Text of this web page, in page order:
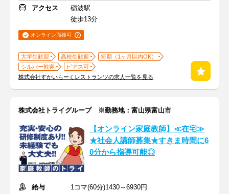
アクセス
砺波駅
徒歩13分
オンライン面接可
大学生歓迎 高校生歓迎
短期（1ヶ月以内OK）
シルバー歓迎
ピアス可
株式会社すかいらーくレストランツの求人一覧を見る
株式会社トライグループ ※勤務地：富山県富山市
【オンライン家庭教師】≪在宅≫
★社会人講師募集★すきま時間に6
0分から指導可能◎
給与
1コマ(60分)1430～6930円